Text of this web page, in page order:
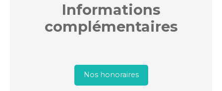
Informations
complémentaires
Nos honoraires